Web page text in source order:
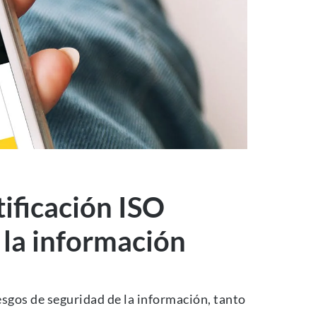
ISO
la información
de seguridad de la información, tanto